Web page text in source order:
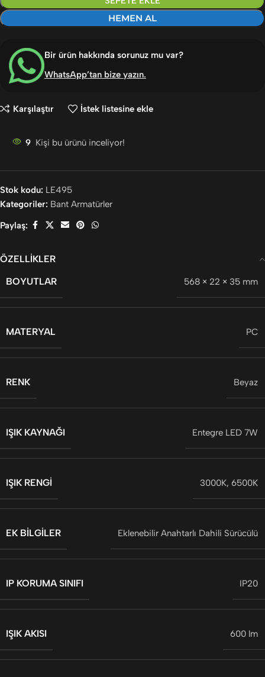
HEMEN AL
Bir ürün hakkında sorunuz mu var?
WhatsApp’tan bize yazın.
Karşılaştır İstek listesine ekle
9 Kişi bu ürünü inceliyor!
Stok kodu: LE495
Kategoriler: Bant Armatürler
Paylaş:
ÖZELLIKLER
BOYUTLAR
568 × 22 × 35 mm
MATERYAL PC
RENK Beyaz
IŞIK KAYNAĞI Entegre LED 7W
IŞIK RENGI 3000K, 6500K
EK BILGILER Eklenebilir Anahtarlı Dahili Sürücülü
IP KORUMA SINIFI IP20
IŞIK AKISI 600 lm